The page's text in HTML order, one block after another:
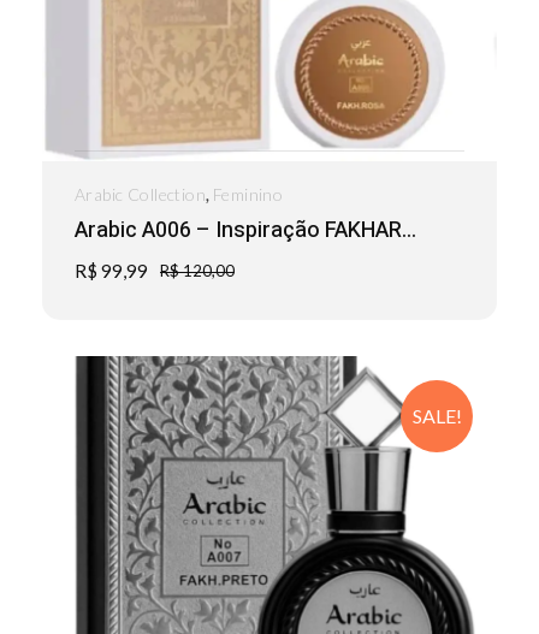
Arabic A006 – Inspiração FAKHAR...
R$ 99,99 R$120,00
Arabic Collection, Feminino
SALE!